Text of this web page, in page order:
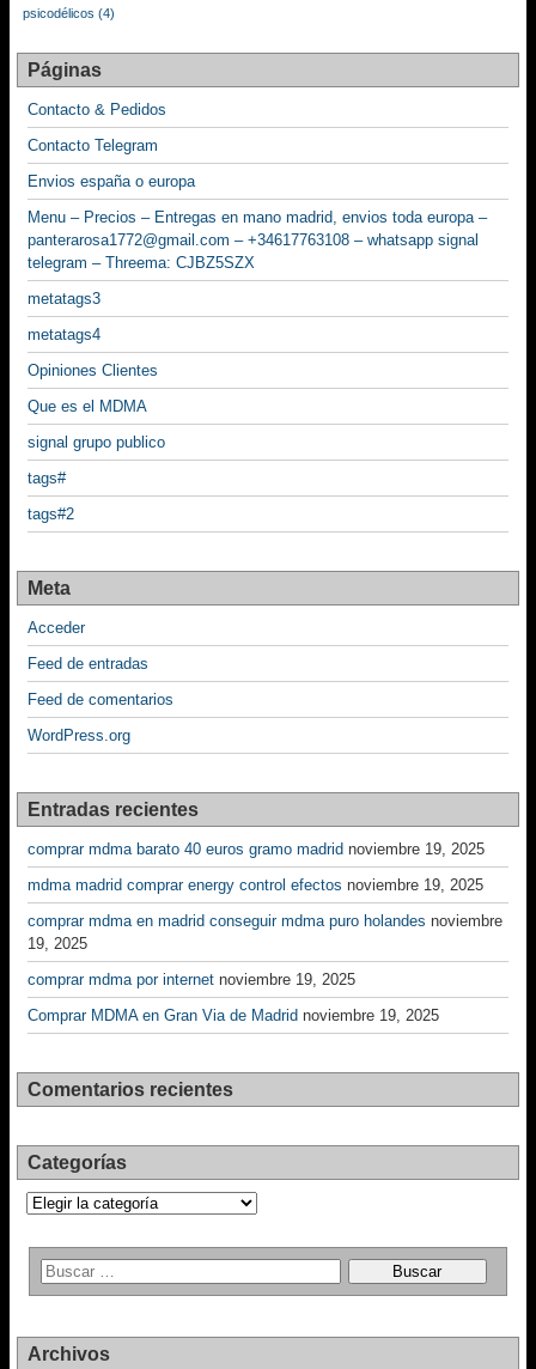
psicodélicos (4)
Páginas
Contacto & Pedidos
Contacto Telegram
Envios españa o europa
Menu – Precios – Entregas en mano madrid, envios toda europa –
panterarosa1772@gmail.com – +34617763108 – whatsapp signal
telegram – Threema: CJBZ5SZX
metatags3
metatags4
Opiniones Clientes
Que es el MDMA
signal grupo publico
tags#
tags#2
Meta
Acceder
Feed de entradas
Feed de comentarios
WordPress.org
Entradas recientes
comprar mdma barato 40 euros gramo madrid noviembre 19, 2025
mdma madrid comprar energy control efectos noviembre 19, 2025
comprar mdma en madrid conseguir mdma puro holandes noviembre
19, 2025
comprar mdma por internet noviembre 19, 2025
Comprar MDMA en Gran Via de Madrid noviembre 19, 2025
Comentarios recientes
Categorías
Categorías
Archivos